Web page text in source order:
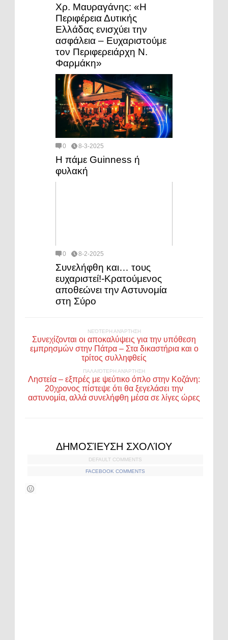
Χρ. Μαυραγάνης: «Η
Περιφέρεια Δυτικής
Ελλάδας ενισχύει την
ασφάλεια – Ευχαριστούμε
τον Περιφερειάρχη Ν.
Φαρμάκη»
0 8-3-2025
Η πάμε Guinness ή
φυλακή
0 8-2-2025
Συνελήφθη και… τους
ευχαριστεί!-Κρατούμενος
αποθεώνει την Αστυνομία
στη Σύρο
ΝΕΌΤΕΡΗ ΑΝΆΡΤΗΣΗ
Συνεχίζονται οι αποκαλύψεις για την υπόθεση
εμπρησμών στην Πάτρα – Στα δικαστήρια και ο
τρίτος συλληφθείς
ΠΑΛΑΙΌΤΕΡΗ ΑΝΆΡΤΗΣΗ
Ληστεία – εξπρές με ψεύτικο όπλο στην Κοζάνη:
20χρονος πίστεψε ότι θα ξεγελάσει την
αστυνομία, αλλά συνελήφθη μέσα σε λίγες ώρες
ΔΗΜΟΣΊΕΥΣΗ ΣΧΟΛΊΟΥ
DEFAULT COMMENTS
FACEBOOK COMMENTS